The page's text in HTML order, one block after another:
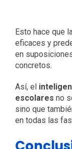
Esto hace que
eficaces y
en
concretos.
Así, el
escolares no
sino que
en todas las